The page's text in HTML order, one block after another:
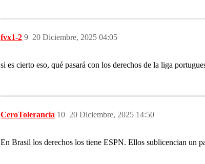
fvx1-2 20 Diciembre, 2025 04:05
9
si es cierto eso, qué pasará con los derechos de la liga
CeroTolerancia 20 Diciembre, 2025 14:50
10
En Brasil los derechos los tiene ESPN. Ellos sublicencian un